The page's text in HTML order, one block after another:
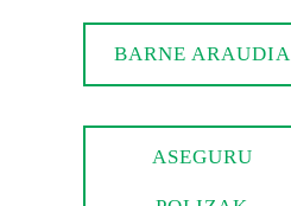
BARNE ARAUDIA
ASEGURU